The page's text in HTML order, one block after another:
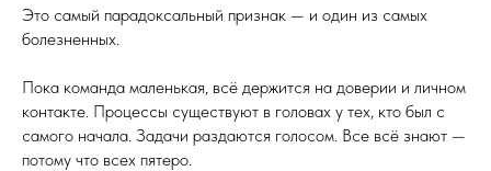
Это самый парадоксальный признак — и один из самых
болезненных.
Пока команда маленькая, всё держится на доверии и личном
контакте. Процессы существуют в головах у тех, кто был с
самого начала. Задачи раздаются голосом. Все всё знают —
потому что всех пятеро.